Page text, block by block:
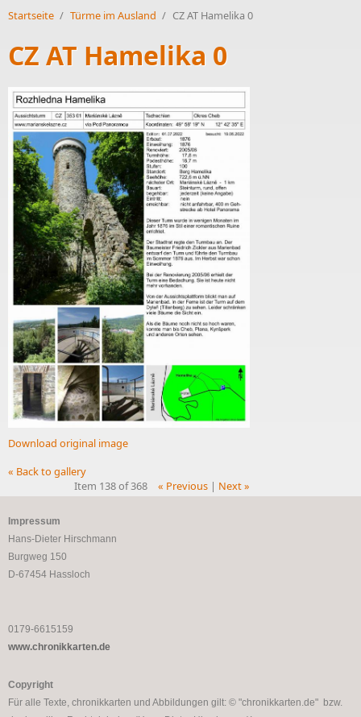
Startseite / Türme im Ausland / CZ AT Hamelika 0
CZ AT Hamelika 0
Download original image
« Back to gallery
Item 138 of 368
« Previous| Next »
Impressum
Hans-Dieter Hirschmann
Burgweg 150
D-67454 Hassloch
0179-6615159
www.chronikkarten.de
Copyright
Für alle Texte, chronikkarten und Abbildungen gilt: © "chronikkarten.de" bzw.